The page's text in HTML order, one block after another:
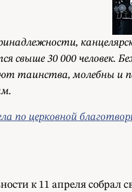
свыше 30 000
таинства, молебны
по церковной
к 11 апреля